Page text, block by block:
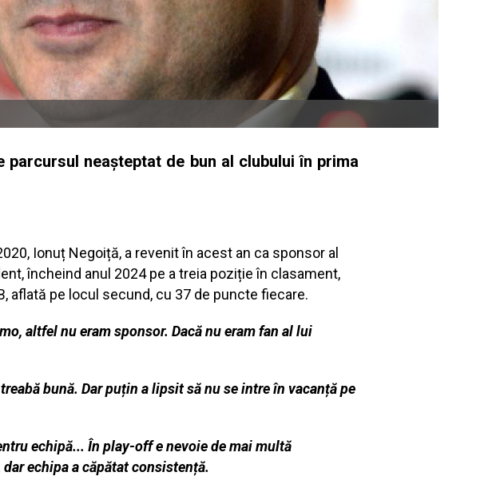
neașteptat de bun al clubului în prima
Ionuț Negoiță, a revenit în acest an ca sponsor al
încheind anul 2024 pe a treia poziție în clasament,
aflată pe locul secund, cu 37 de puncte fiecare.
altfel nu eram sponsor. Dacă nu eram fan al lui
bună. Dar puțin a lipsit să nu se intre în vacanță pe
echipă... În play-off e nevoie de mai multă
echipa a căpătat consistență.